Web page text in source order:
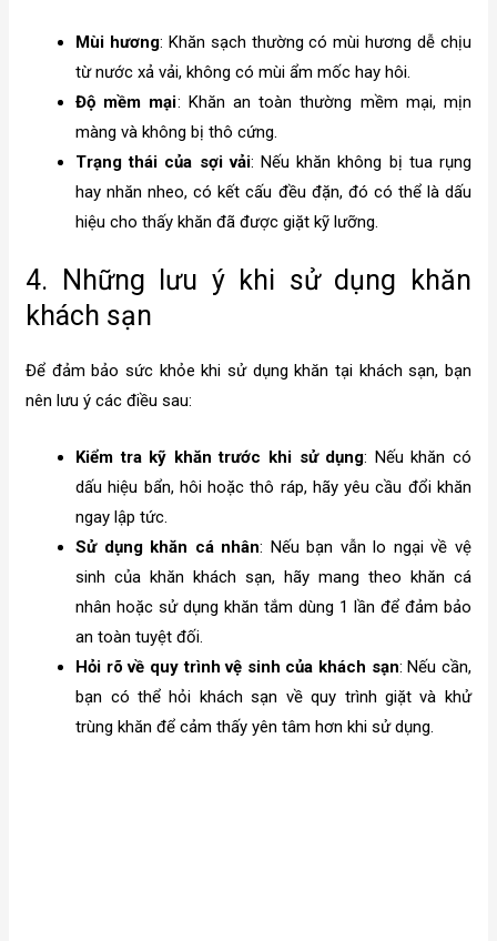
Mùi hương: Khăn sạch thường có mùi hương dễ chịu
từ nước xả vải, không có mùi ẩm mốc hay hôi.
Độ mềm mại: Khăn an toàn thường mềm mại, mịn
màng và không bị thô cứng.
Trạng thái của sợi vải: Nếu khăn không bị tua rụng
hay nhăn nheo, có kết cấu đều đặn, đó có thể là dấu
hiệu cho thấy khăn đã được giặt kỹ lưỡng.
4. Những lưu ý khi sử dụng khăn
khách sạn
Để đảm bảo sức khỏe khi sử dụng khăn tại khách sạn, bạn
nên lưu ý các điều sau:
Kiểm tra kỹ khăn trước khi sử dụng: Nếu khăn có
dấu hiệu bẩn, hôi hoặc thô ráp, hãy yêu cầu đổi khăn
ngay lập tức.
Sử dụng khăn cá nhân: Nếu bạn vẫn lo ngại về vệ
sinh của khăn khách sạn, hãy mang theo khăn cá
nhân hoặc sử dụng khăn tắm dùng 1 lần để đảm bảo
an toàn tuyệt đối.
Hỏi rõ về quy trình vệ sinh của khách sạn: Nếu cần,
bạn có thể hỏi khách sạn về quy trình giặt và khử
trùng khăn để cảm thấy yên tâm hơn khi sử dụng.